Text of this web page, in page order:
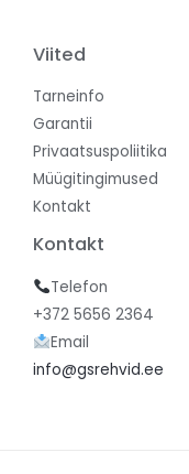
Viited
Tarneinfo
Garantii
Privaatsuspoliitika
Müügitingimused
Kontakt
Kontakt
Telefon
+372 5656 2364
Email
info@gsrehvid.ee